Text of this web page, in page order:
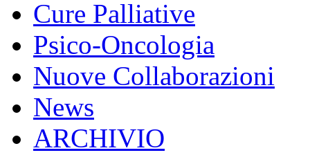
Cure Palliative
Psico-Oncologia
Nuove Collaborazioni
News
ARCHIVIO